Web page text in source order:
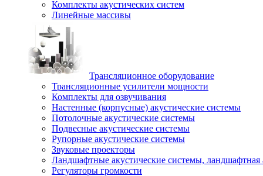
Комплекты акустических систем
Линейные массивы
Трансляционное оборудование
Трансляционные усилители мощности
Комплекты для озвучивания
Настенные (корпусные) акустические системы
Потолочные акустические системы
Подвесные акустические системы
Рупорные акустические системы
Звуковые проекторы
Ландшафтные акустические системы, ландшафтная
Регуляторы громкости